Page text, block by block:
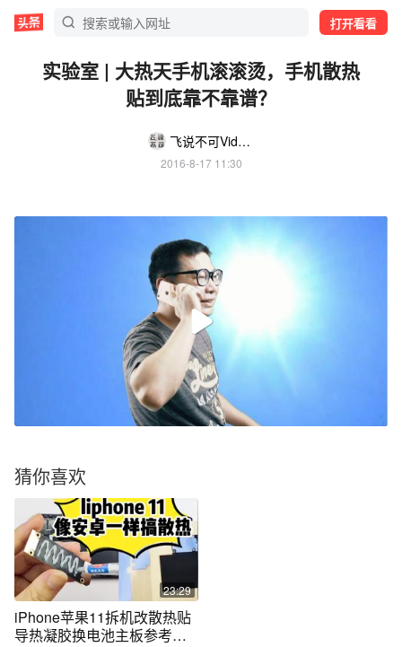
打开看看
实验室 | 大热天手机滚滚烫，手机散热
贴到底靠不靠谱？
飞说不可Video
2016-8-17 11:30
猜你喜欢
23:29
iPhone苹果11拆机改散热贴
导热凝胶换电池主板参考教